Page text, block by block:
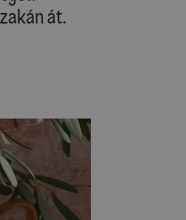
át.